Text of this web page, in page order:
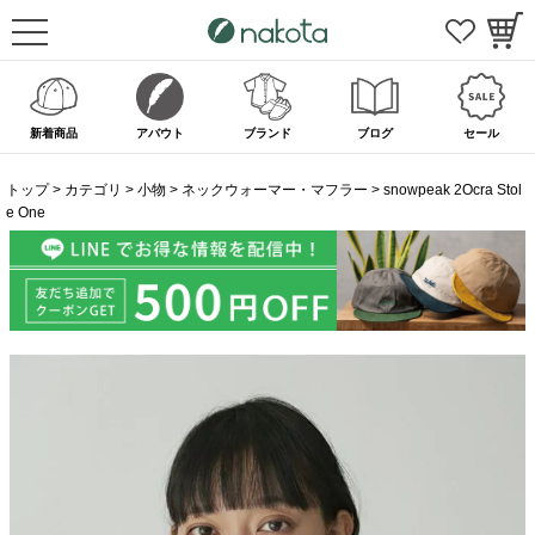
新着商品 アバウト ブランド ブログ セール
トップ カテゴリ 小物 ネックウォーマー・マフラー
snowpeak 2Ocra Stol
e One